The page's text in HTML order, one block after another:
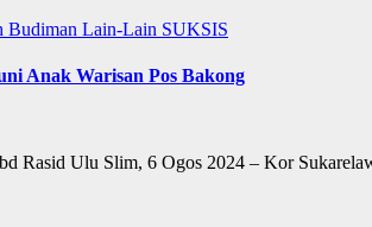
Budiman Lain-Lain SUKSIS
Anak Warisan Pos Bakong
Rasid Ulu Slim, 6 Ogos 2024 – Kor